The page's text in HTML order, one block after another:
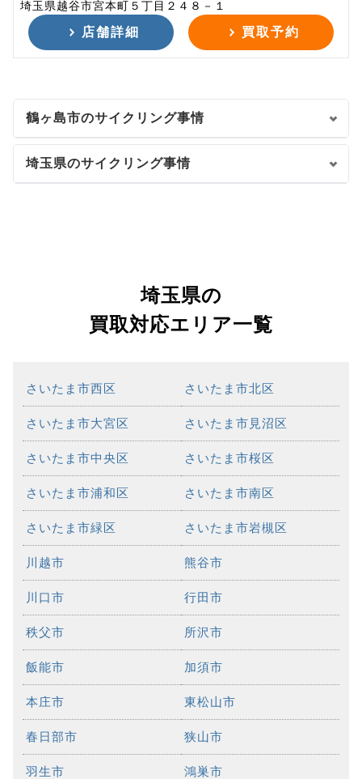
埼玉県越谷市宮本町５丁目２４８－１
店舗詳細 買取予約
鶴ヶ島市のサイクリング事情
埼玉県のサイクリング事情
埼玉県の
買取対応エリア一覧
さいたま市西区 さいたま市北区
さいたま市大宮区 さいたま市見沼区
さいたま市中央区 さいたま市桜区
さいたま市浦和区 さいたま市南区
さいたま市緑区 さいたま市岩槻区
川越市 熊谷市
川口市 行田市
秩父市 所沢市
飯能市 加須市
本庄市 東松山市
春日部市 狭山市
羽生市 鴻巣市